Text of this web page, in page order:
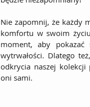
Nie zapomnij, że każdy
komfortu w swoim
moment, aby
wytrwałości. Dlatego
odkrycia naszej
oni sami.